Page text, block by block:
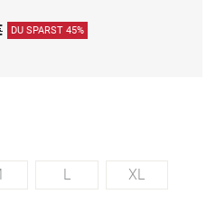
DU SPARST 45%
L XL